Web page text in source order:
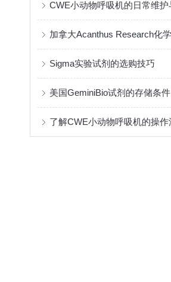
Sigma实验试剂的选购技巧
美国GeminiBio试剂的存储条件